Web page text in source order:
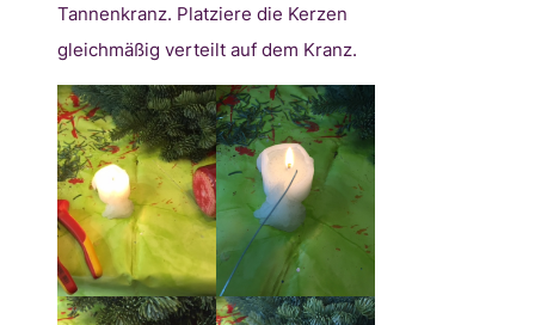
Tannenkranz. Platziere die Kerzen
gleichmäßig verteilt auf dem Kranz.